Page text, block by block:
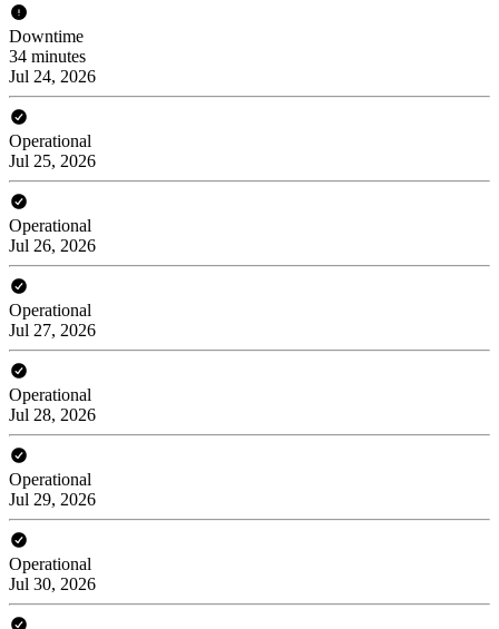
Downtime
34 minutes
Jul 24, 2026
Operational
Jul 25, 2026
Operational
Jul 26, 2026
Operational
Jul 27, 2026
Operational
Jul 28, 2026
Operational
Jul 29, 2026
Operational
Jul 30, 2026